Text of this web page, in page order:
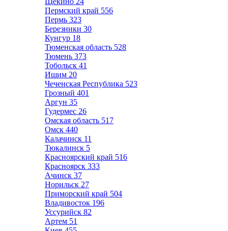
Пермский край 556
Пермь 323
Березники 30
Кунгур 18
Тюменская область 528
Тюмень 373
Тобольск 41
Ишим 20
Чеченская Республика 523
Грозный 401
Аргун 35
Гудермес 26
Омская область 517
Омск 440
Калачинск 11
Тюкалинск 5
Красноярский край 516
Красноярск 333
Ачинск 37
Норильск 27
Приморский край 504
Владивосток 196
Уссурийск 82
Артем 51